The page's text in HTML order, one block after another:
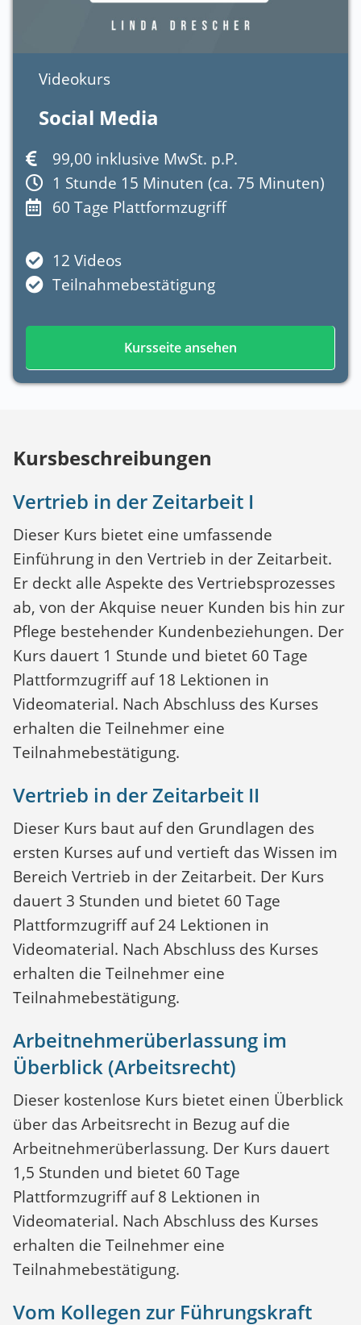
Videokurs
Social Media
99,00 inklusive MwSt. p.P.
1 Stunde 15 Minuten (ca. 75 Minuten)
60 Tage Plattformzugriff
12 Videos
Teilnahmebestätigung
Kursseite ansehen
Kursbeschreibungen
Vertrieb in der Zeitarbeit I
Dieser Kurs bietet eine umfassende
Einführung in den Vertrieb in der Zeitarbeit.
Er deckt alle Aspekte des Vertriebsprozesses
ab, von der Akquise neuer Kunden bis hin zur
Pflege bestehender Kundenbeziehungen. Der
Kurs dauert 1 Stunde und bietet 60 Tage
Plattformzugriff auf 18 Lektionen in
Videomaterial. Nach Abschluss des Kurses
erhalten die Teilnehmer eine
Teilnahmebestätigung.
Vertrieb in der Zeitarbeit II
Dieser Kurs baut auf den Grundlagen des
ersten Kurses auf und vertieft das Wissen im
Bereich Vertrieb in der Zeitarbeit. Der Kurs
dauert 3 Stunden und bietet 60 Tage
Plattformzugriff auf 24 Lektionen in
Videomaterial. Nach Abschluss des Kurses
erhalten die Teilnehmer eine
Teilnahmebestätigung.
Arbeitnehmerüberlassung im
Überblick (Arbeitsrecht)
Dieser kostenlose Kurs bietet einen Überblick
über das Arbeitsrecht in Bezug auf die
Arbeitnehmerüberlassung. Der Kurs dauert
1,5 Stunden und bietet 60 Tage
Plattformzugriff auf 8 Lektionen in
Videomaterial. Nach Abschluss des Kurses
erhalten die Teilnehmer eine
Teilnahmebestätigung.
Vom Kollegen zur Führungskraft